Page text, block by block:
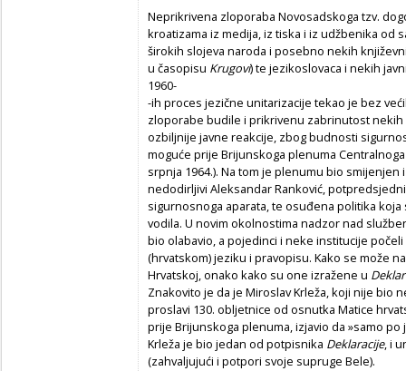
Neprikrivena zloporaba Novosadskoga tzv.
kroatizama iz medija, iz tiska i iz udžbenika od
širokih slojeva naroda i posebno nekih
u časopisu Krugovi) te jezikoslovaca i nekih
1960-
-ih proces jezične unitarizacije tekao je bez
zloporabe budile i prikrivenu zabrinutost
ozbiljnije javne reakcije, zbog budnosti
moguće prije Brijunskoga plenuma
srpnja 1964.). Na tom je plenumu bio
nedodirljivi Aleksandar Ranković,
sigurnosnoga aparata, te osuđena politika
vodila. U novim okolnostima nadzor nad
bio olabavio, a pojedinci i neke institucije
(hrvatskom) jeziku i pravopisu. Kako se može
Hrvatskoj, onako kako su one izražene u
Znakovito je da je Miroslav Krleža, koji nije bio
proslavi 130. obljetnice od osnutka Matice
prije Brijunskoga plenuma, izjavio da »samo
Krleža je bio jedan od potpisnika Deklaracije, i
(zahvaljujući i potpori svoje supruge Bele).